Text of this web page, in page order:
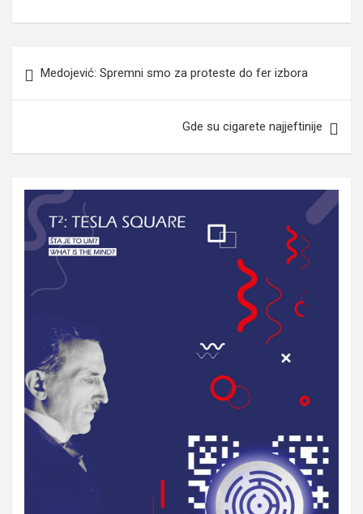
članaka
Medojević: Spremni smo za proteste do fer izbora
Gde su cigarete najjeftinije